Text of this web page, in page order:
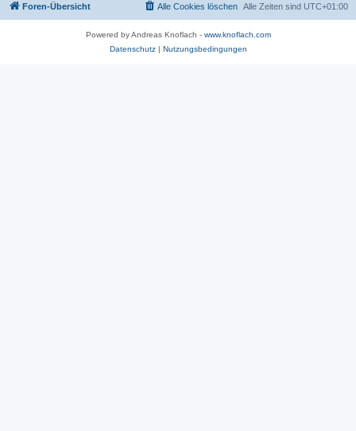
Foren-Übersicht Alle Zeiten sind UTC+01:00
Alle Cookies löschen
Powered by Andreas Knoflach - www.knoflach.com
Datenschutz| Nutzungsbedingungen